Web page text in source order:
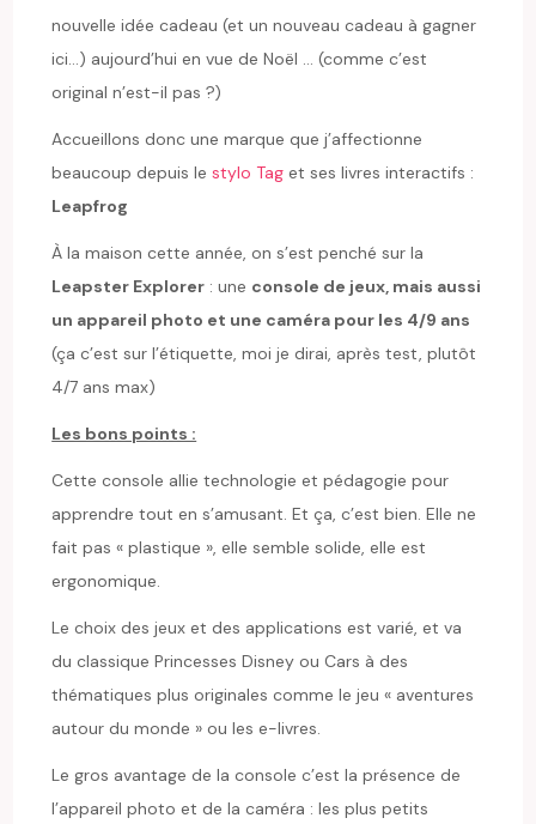
nouvelle idée cadeau (et un nouveau cadeau à gagner
ici…) aujourd’hui en vue de Noël … (comme c’est
original n’est-il pas ?)
Accueillons donc une marque que j’affectionne
beaucoup depuis le stylo Tag et ses livres interactifs :
Leapfrog
À la maison cette année, on s’est penché sur la
Leapster Explorer : une console de jeux, mais aussi
un appareil photo et une caméra pour les 4/9 ans
(ça c’est sur l’étiquette, moi je dirai, après test, plutôt
4/7 ans max)
Les bons points :
Cette console allie technologie et pédagogie pour
apprendre tout en s’amusant. Et ça, c’est bien. Elle ne
fait pas « plastique », elle semble solide, elle est
ergonomique.
Le choix des jeux et des applications est varié, et va
du classique Princesses Disney ou Cars à des
thématiques plus originales comme le jeu « aventures
autour du monde » ou les e-livres.
Le gros avantage de la console c’est la présence de
l’appareil photo et de la caméra : les plus petits